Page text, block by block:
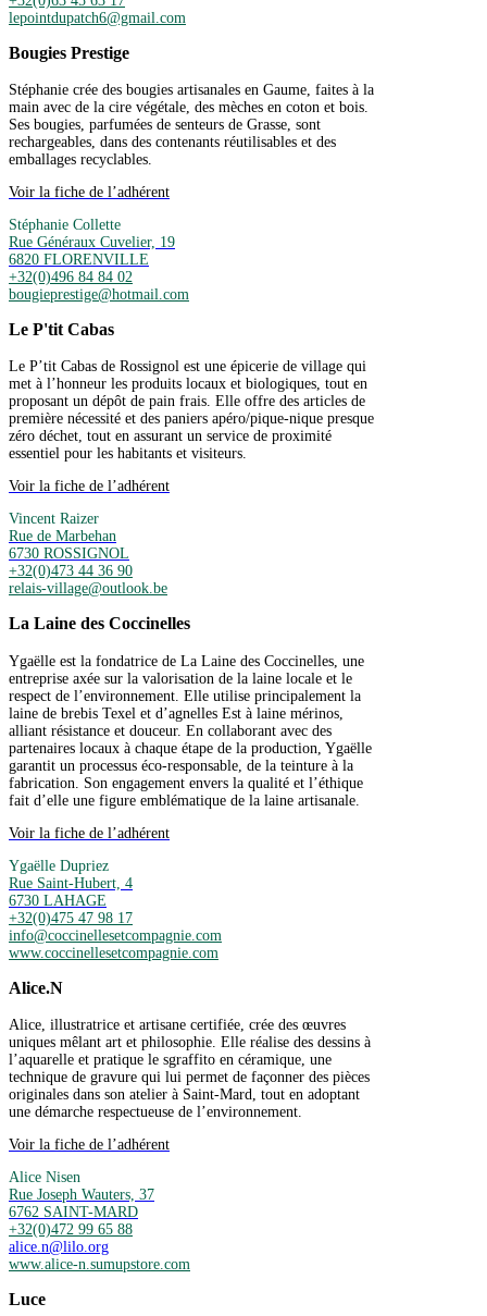
lepointdupatch6@gmail.com
Bougies Prestige
Stéphanie crée des bougies artisanales en Gaume, faites à la
main avec de la cire végétale, des mèches en coton et bois.
Ses bougies, parfumées de senteurs de Grasse, sont
rechargeables, dans des contenants réutilisables et des
emballages recyclables.
Voir la fiche de l’adhérent
Stéphanie Collette
Rue Généraux Cuvelier, 19
6820 FLORENVILLE
+32(0)496 84 84 02
bougieprestige@hotmail.com
Le P'tit Cabas
Le P’tit Cabas de Rossignol est une épicerie de village qui
met à l’honneur les produits locaux et biologiques, tout en
proposant un dépôt de pain frais. Elle offre des articles de
première nécessité et des paniers apéro/pique-nique presque
zéro déchet, tout en assurant un service de proximité
essentiel pour les habitants et visiteurs.
Voir la fiche de l’adhérent
Vincent Raizer
Rue de Marbehan
6730 ROSSIGNOL
+32(0)473 44 36 90
relais-village@outlook.be
La Laine des Coccinelles
Ygaëlle est la fondatrice de La Laine des Coccinelles, une
entreprise axée sur la valorisation de la laine locale et le
respect de l’environnement. Elle utilise principalement la
laine de brebis Texel et d’agnelles Est à laine mérinos,
alliant résistance et douceur. En collaborant avec des
partenaires locaux à chaque étape de la production, Ygaëlle
garantit un processus éco-responsable, de la teinture à la
fabrication. Son engagement envers la qualité et l’éthique
fait d’elle une figure emblématique de la laine artisanale.
Voir la fiche de l’adhérent
Ygaëlle Dupriez
Rue Saint-Hubert, 4
6730 LAHAGE
+32(0)475 47 98 17
info@coccinellesetcompagnie.com
www.coccinellesetcompagnie.com
Alice.N
Alice, illustratrice et artisane certifiée, crée des œuvres
uniques mêlant art et philosophie. Elle réalise des dessins à
l’aquarelle et pratique le sgraffito en céramique, une
technique de gravure qui lui permet de façonner des pièces
originales dans son atelier à Saint-Mard, tout en adoptant
une démarche respectueuse de l’environnement.
Voir la fiche de l’adhérent
Alice Nisen
Rue Joseph Wauters, 37
6762 SAINT-MARD
+32(0)472 99 65 88
alice.n@lilo.org
www.alice-n.sumupstore.com
Luce